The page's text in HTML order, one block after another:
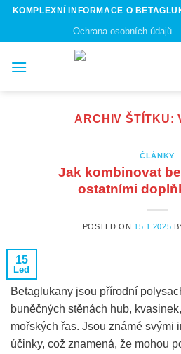
Skip
content
KOMPLEXNÍ INFORMACE O
Ochrana osobních údajů
ARCHIV ŠTÍTKU:
ČLÁNKY
Jak kombinovat
ostatními
POSTED ON 15.1.2025
15
Led
Betaglukany jsou přírodní
buněčných stěnách hub,
mořských řas. Jsou známé svými
účinky, což znamená, že mohou